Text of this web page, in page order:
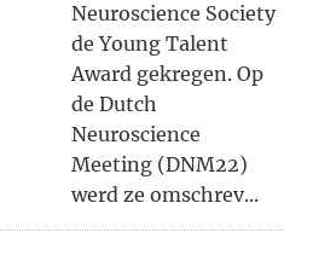
Neuroscience Society
de Young Talent
Award gekregen. Op
de Dutch
Neuroscience
Meeting (DNM22)
werd ze omschrev...